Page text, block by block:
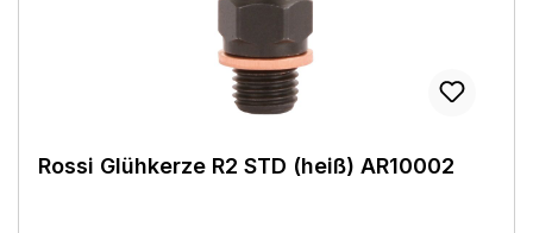
Rossi Glühkerze R2 STD (heiß) AR10002